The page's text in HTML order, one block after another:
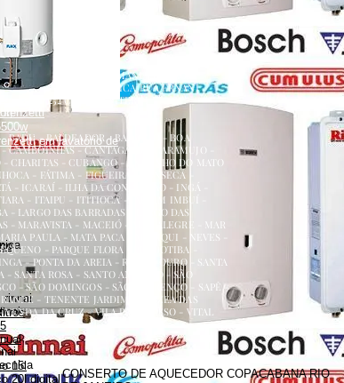
15l
20l digital CONSERTO DE AQUECEDOR COPACABANA RIO
rinnai
lorenzetti
em torneira
rua
em lavatório de
A GÁS, CONSERTO, MANUTENÇÃO,
ASSISTÊNCIA TÉCNICA RUA ERNANI
PEIXOTO 252 CENTRO NITERÓI
RJ
- BADU - BALDEADOR - BARRETO - BOA
- CAMBOINHAS - CANTAGALO - CARAMUJO -
- CHARITAS - CUBANGO - ENGENHO DO MATO
- FÁTIMA - FIGUEIRA - FONSECA -
- ICARAÍ - ILHA DA CONCEIÇÃO - INGÁ -
- ITAIPU - ITITIOCA - JARDIM IMBUÍ -
- LARGO DAS BARRADAS - LARGO DAS
- MARAVISTA - MACEIÓ - MAR ALEGRE - MAR
PAULA - MATA PACA - MURIQUI - NEVES -
- PARQUE FLORA - PENDOTIBA -
- PONTA DA AREIA - RIO DO OURO - SANTA
- SANTA ROSA - SANTO ANTÔNIO - SÃO
- SÃO DOMINGOS - SÃO LOURENÇO - SAPÊ -
- TENENTE JARDIM - VARZEA DAS
VENDA DA CRUZ - VILA PROGRESSO - VITAL